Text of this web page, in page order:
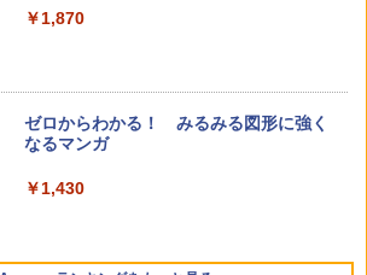
￥1,870
ゼロからわかる！ みるみる図形に強く
なるマンガ
￥1,430